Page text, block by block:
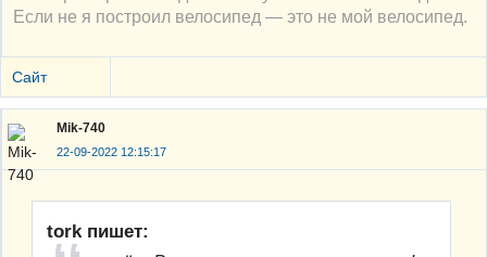
Если не я построил велосипед — это не мой велосипед.
Сайт
Mik-740
22-09-2022 12:15:17
tork пишет: